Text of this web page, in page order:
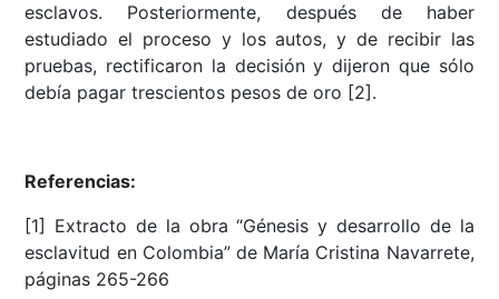
esclavos. Posteriormente, después de haber
estudiado el proceso y los autos, y de recibir las
pruebas, rectificaron la decisión y dijeron que sólo
debía pagar trescientos pesos de oro [2].
Referencias:
[1] Extracto de la obra “Génesis y desarrollo de la
esclavitud en Colombia” de María Cristina Navarrete,
páginas 265-266